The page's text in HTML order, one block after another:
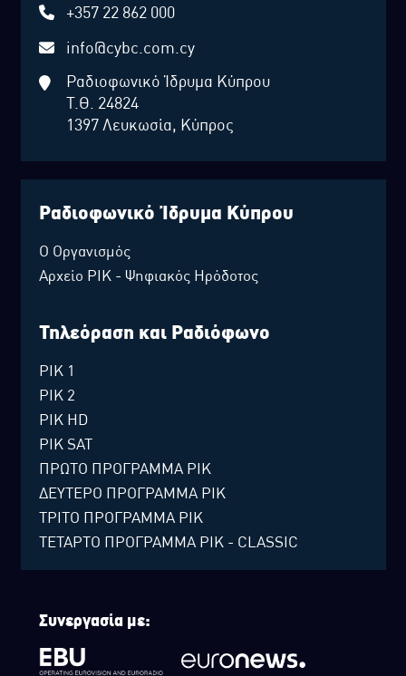
+357 22 862 000
info@cybc.com.cy
Ραδιοφωνικό Ίδρυμα Κύπρου
Τ.Θ. 24824
1397 Λευκωσία, Κύπρος
Ραδιοφωνικό Ίδρυμα Κύπρου
Ο Οργανισμός
Αρχείο ΡΙΚ - Ψηφιακός Ηρόδοτος
Τηλεόραση και Ραδιόφωνο
ΡΙΚ 1
ΡΙΚ 2
ΡΙΚ HD
ΡΙΚ SAT
ΠΡΩΤΟ ΠΡΟΓΡΑΜΜΑ ΡΙΚ
ΔΕΥΤΕΡΟ ΠΡΟΓΡΑΜΜΑ ΡΙΚ
ΤΡΙΤΟ ΠΡΟΓΡΑΜΜΑ ΡΙΚ
ΤΕΤΑΡΤΟ ΠΡΟΓΡΑΜΜΑ ΡΙΚ - CLASSIC
Συνεργασία με: